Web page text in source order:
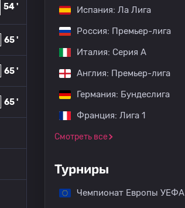
54 '
65 '
65 '
65 '
Испания: Ла Лига
Россия: Премьер-лига
Италия: Серия А
Англия: Премьер-лига
Германия: Бундеслига
Франция: Лига 1
Смотреть все
Турниры
Чемпионат Европы УЕФА